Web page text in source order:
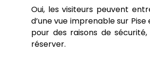
Oui, les visiteurs peuvent
d’une vue imprenable sur
pour des raisons de
réserver.